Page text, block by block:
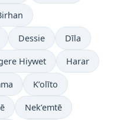
Dessie Dīla
Hiywet Harar
K’olīto
Nek’emtē